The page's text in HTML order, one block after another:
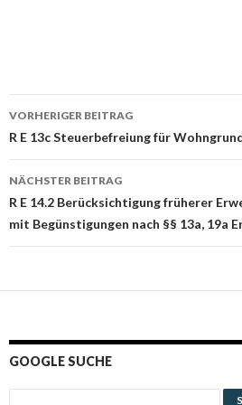
Beitrags-
Navigation
VORHERIGER BEITRAG
R E 13c Steuerbefreiung für
NÄCHSTER BEITRAG
R E 14.2 Berücksichtigung früherer
mit Begünstigungen nach §§ 13a, 19a
GOOGLE SUCHE